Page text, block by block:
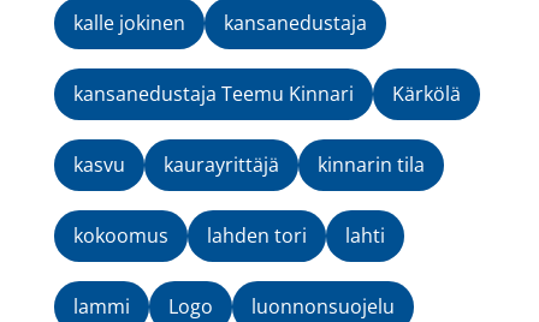
kalle jokinen kansanedustaja
kansanedustaja Teemu Kinnari Kärkölä
kasvu kaurayrittäjä kinnarin tila
kokoomus lahden tori lahti
lammi Logo luonnonsuojelu